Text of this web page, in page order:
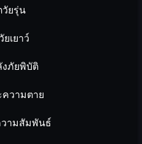
ยรุ่น
เยาว์
ภัยพิบัติ
วามตาย
ามสัมพันธ์